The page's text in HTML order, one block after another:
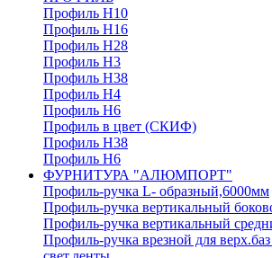
Профиль H10
Профиль H16
Профиль H28
Профиль H3
Профиль H38
Профиль H4
Профиль H6
Профиль в цвет (СКИФ)
Профиль H38
Профиль H6
ФУРНИТУРА "АЛЮМПОРТ"
Профиль-ручка L- образный,6000мм
Профиль-ручка вертикальный
Профиль-ручка вертикальный
Профиль-ручка врезной для